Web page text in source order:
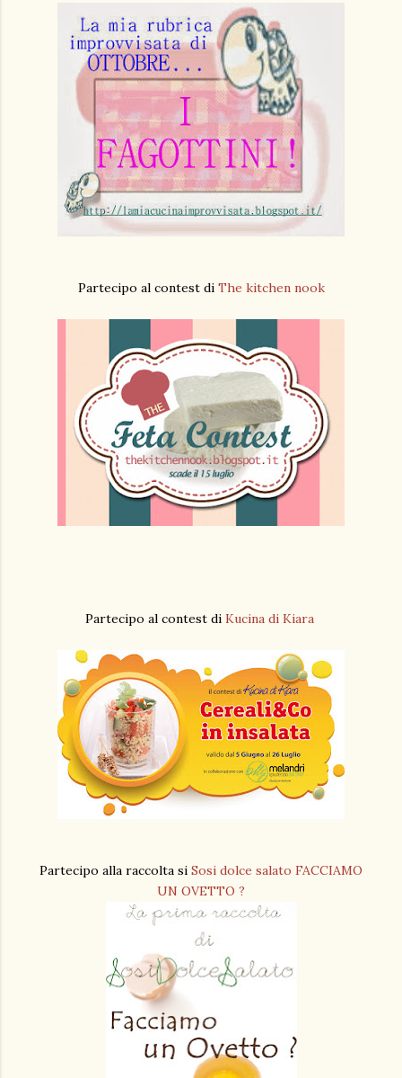
Partecipo al contest di The kitchen nook
Partecipo al contest di Kucina di Kiara
Partecipo alla raccolta si Sosi dolce salato FACCIAMO
UN OVETTO ?